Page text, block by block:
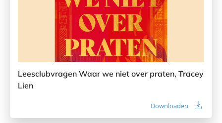
Leesclubvragen Waar we niet over praten, Tracey
Lien
Downloaden